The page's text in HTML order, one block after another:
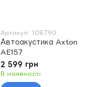
Артикул: 108790
Автоакустика Axton
AE157
2 599 грн
В наявності